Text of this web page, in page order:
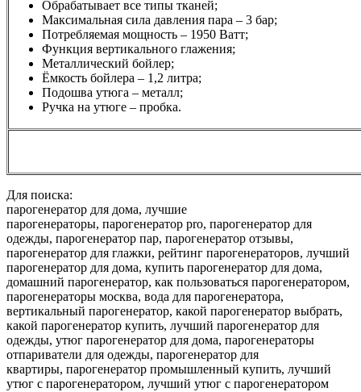
Обрабатывает все типы тканей;
Максимальная сила давления пара – 3 бар;
Потребляемая мощность – 1950 Ватт;
Функция вертикального глажения;
Металлический бойлер;
Ёмкость бойлера – 1,2 литра;
Подошва утюга – металл;
Ручка на утюге – пробка.
Для поиска:
парогенератор для дома, лучшие
парогенераторы, парогенератор pro, парогенератор для
одежды, парогенератор пар, парогенератор отзывы,
парогенератор для глажки, рейтинг парогенераторов, лучший
парогенератор для дома, купить парогенератор для дома,
домашний парогенератор, как пользоваться парогенератором,
парогенераторы москва, вода для парогенератора,
вертикальный парогенератор, какой парогенератор выбрать,
какой парогенератор купить, лучший парогенератор для
одежды, утюг парогенератор для дома, парогенераторы
отпариватели для одежды, парогенератор для
квартиры, парогенератор промышленный купить, лучший
утюг с парогенератором, лучший утюг с парогенератором